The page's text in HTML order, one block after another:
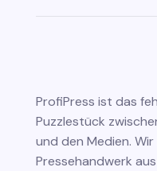
ProfiPress ist das
Puzzlestück
und den Medien.
Pressehandwerk